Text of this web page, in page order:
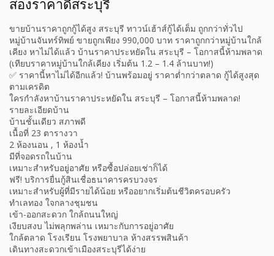
สองราคาดีสระบุรี
ขายบ้านราคาถูกกู้ได้สูง สระบุรี ทาวน์เฮ้าส์กู้ได้เต็ม ถูกกว่าทั่วไป
หมู่บ้านจันทร์ทิพย์ ขายถูกเพียง 990,000 บาท ราคาถูกกว่าหมู่บ้านใกล้
เคียง หาไม่ได้แล้ว บ้านราคาประหยัดใน สระบุรี – โอกาสนี้ห้ามพลาด
(เทียบราคาหมู่บ้านใกล้เคียง เริ่มต้น 1.2 – 1.4 ล้านบาท!)
✅ ราคานี้หาไม่ได้อีกแล้ว! บ้านพร้อมอยู่ ราคาต่ำกว่าตลาด กู้ได้สูงสุด
ตามเครดิต
ใครกำลังหาบ้านราคาประหยัดใน สระบุรี – โอกาสนี้ห้ามพลาด!
รายละเอียดบ้าน
บ้านชั้นเดียว สภาพดี
เนื้อที่ 23 ตารางวา
2 ห้องนอน , 1 ห้องน้ำ
มีที่จอดรถในบ้าน
เหมาะสำหรับอยู่อาศัย หรือซื้อปล่อยเช่าก็ได้
ฟรี! บริการยื่นกู้สินเชื่อธนาคารครบวงจร
เหมาะสำหรับผู้ที่มีรายได้น้อย หรืออยากเริ่มต้นชีวิตครอบครัว
ทำเลทอง ใจกลางชุมชน
เข้า-ออกสะดวก ใกล้ถนนใหญ่
เงียบสงบ ไม่พลุกพล่าน เหมาะกับการอยู่อาศัย
ใกล้ตลาด โรงเรียน โรงพยาบาล ห้างสรรพสินค้า
เดินทางสะดวกเข้าเมืองสระบุรีได้ง่าย